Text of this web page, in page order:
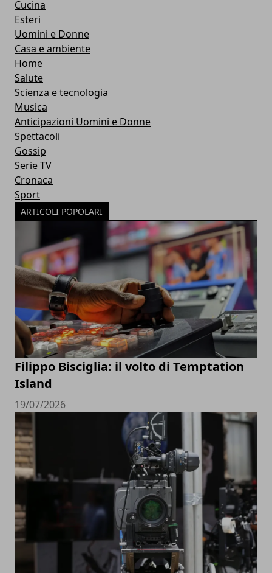
Cucina
Esteri
Uomini e Donne
Casa e ambiente
Home
Salute
Scienza e tecnologia
Musica
Anticipazioni Uomini e Donne
Spettacoli
Gossip
Serie TV
Cronaca
Sport
ARTICOLI POPOLARI
Filippo Bisciglia: il volto di Temptation
Island
19/07/2026